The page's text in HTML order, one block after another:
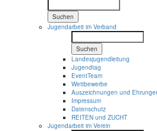
Suchen
Jugendarbeit im Verband
Suchen
Landesjugendleitung
Jugendtag
EventTeam
Wettbewerbe
Auszeichnungen und
Impressum
Datenschutz
REITEN und ZUCHT
Jugendarbeit im Verein